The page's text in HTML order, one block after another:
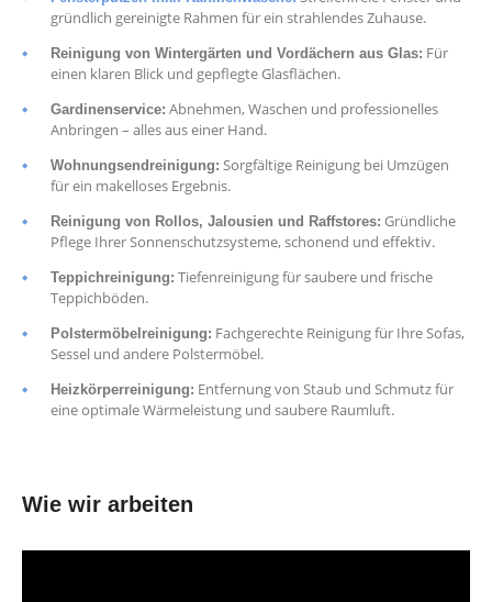
gründlich gereinigte Rahmen für ein strahlendes Zuhause.
Reinigung von Wintergärten und Vordächern aus Glas: Für
einen klaren Blick und gepflegte Glasflächen.
Gardinenservice: Abnehmen, Waschen und professionelles
Anbringen – alles aus einer Hand.
Wohnungsendreinigung: Sorgfältige Reinigung bei Umzügen
für ein makelloses Ergebnis.
Reinigung von Rollos, Jalousien und Raffstores: Gründliche
Pflege Ihrer Sonnenschutzsysteme, schonend und effektiv.
Teppichreinigung: Tiefenreinigung für saubere und frische
Teppichböden.
Polstermöbelreinigung: Fachgerechte Reinigung für Ihre Sofas,
Sessel und andere Polstermöbel.
Heizkörperreinigung: Entfernung von Staub und Schmutz für
eine optimale Wärmeleistung und saubere Raumluft.
Wie wir arbeiten